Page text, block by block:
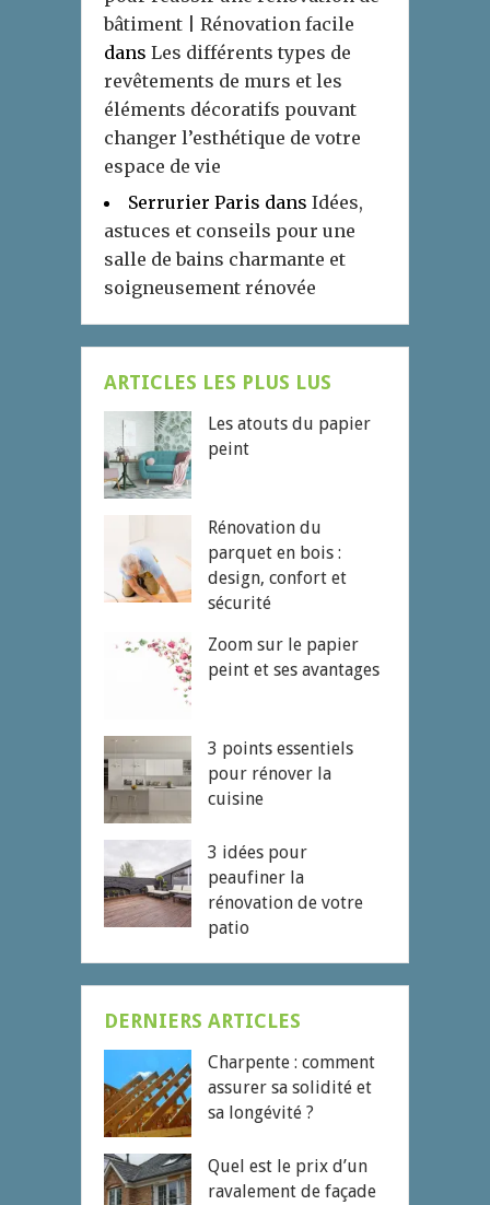
bâtiment | Rénovation facile
dans Les différents types de
revêtements de murs et les
éléments décoratifs pouvant
changer l’esthétique de votre
espace de vie
Serrurier Paris dans Idées,
astuces et conseils pour une
salle de bains charmante et
soigneusement rénovée
ARTICLES LES PLUS LUS
Les atouts du papier
peint
Rénovation du
parquet en bois :
design, confort et
sécurité
Zoom sur le papier
peint et ses avantages
3 points essentiels
pour rénover la
cuisine
3 idées pour
peaufiner la
rénovation de votre
patio
DERNIERS ARTICLES
Charpente : comment
assurer sa solidité et
sa longévité ?
Quel est le prix d’un
ravalement de façade